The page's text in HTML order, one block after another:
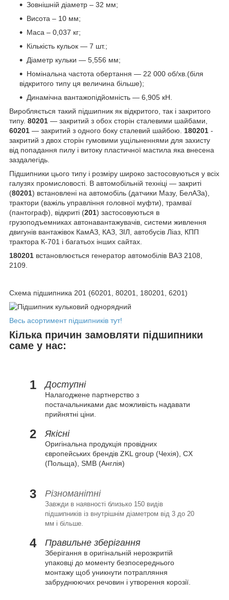
Зовнішній діаметр – 32 мм;
Висота – 10 мм;
Маса – 0,037 кг;
Кількість кульок — 7 шт.;
Діаметр кульки — 5,556 мм;
Номінальна частота обертання — 22 000 об/хв.(біля
відкритого типу ця величина більше);
Динамічна вантажопідйомність — 6,905 кН.
Виробляється такий підшипник як відкритого, так і закритого
типу. 80201 — закритий з обох сторін сталевими шайбами,
60201 — закритий з одного боку сталевий шайбою. 180201 -
закритий з двох сторін гумовими ущільненнями для захисту
від попадання пилу і витоку пластичної мастила яка внесена
заздалегідь.
Підшипники цього типу і розміру широко застосовуються у всіх
галузях промисловості. В автомобільній техніці — закриті
(80201) встановлені на автомобіль (датчики Мазу, БелАЗа),
трактори (важіль управління головної муфти), трамваї
(пантограф), відкриті (201) застосовуються в
грузоподъемниках автонавантажувачів, системи живлення
двигунів вантажівок КамАЗ, КАЗ, ЗІЛ, автобусів Ліаз, КПП
трактора К-701 і багатьох інших сайтах.
180201 встановлюється генератор автомобілів ВАЗ 2108,
2109.
Схема підшипника 201 (60201, 80201, 180201, 6201)
Весь асортимент підшипників тут!
Кілька причин замовляти підшипники
саме у нас:
1 Доступні
Налагоджене партнерство з
постачальниками дає можливість надавати
прийнятні ціни.
2 Якісні
Оригінальна продукція провідних
європейських брендів ZKL group (Чехія), CX
(Польща), SMB (Англія)
3 Різноманітні
Завжди в наявності близько 150 видів
підшипників із внутрішнім діаметром від 3 до 20
мм і більше.
4 Правильне зберігання
Зберігання в оригінальній нерозкритій
упаковці до моменту безпосереднього
монтажу щоб уникнути потрапляння
забруднюючих речовин і утворення корозії.